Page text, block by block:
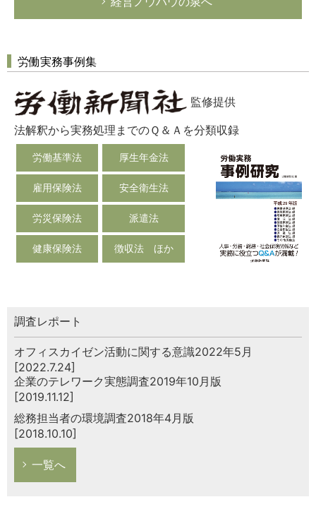
労働実務事例集
監修提供
法解釈から実務処理までのＱ＆Ａを分類収録
労働基準法 厚生年金法
雇用保険法 安全衛生法
労災保険法 派遣法
健康保険法 徴収法 ほか
調査レポート
オフィスカイゼン活動に関する意識2022年5月
[2022.7.24]
企業のテレワーク実態調査2019年10月版
[2019.11.12]
総務担当者の環境調査2018年4月版
[2018.10.10]
一覧へ